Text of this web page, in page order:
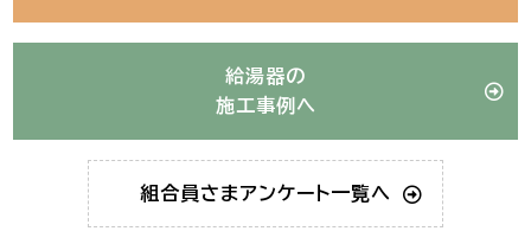
給湯器の
施工事例へ
組合員さまアンケート一覧へ